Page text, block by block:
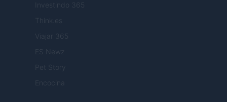
Investindo 365
Think.es
Viajar 365
ES Newz
Pet Story
Encocina